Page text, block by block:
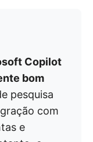
Copilot
bom
pesquisa
com
e